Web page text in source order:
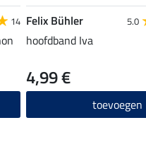
14 Felix Bühler 5.0
hoofdband Iva
4,99 €
toevoegen